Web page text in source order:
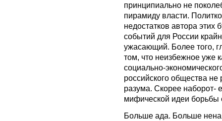
принципиально не
пирамиду власти.
недостатков автора этих
событий для России
ужасающий. Более того,
том, что неизбежное уже
социально-
российского общества не
разума. Скорее наборот-
мифической идеи
Больше ада. Больше